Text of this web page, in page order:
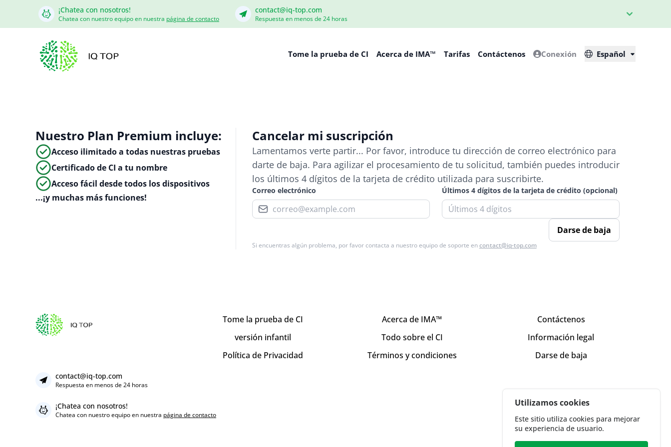
¡Chatea con nosotros!
Chatea con nuestro equipo en nuestra página de contacto
contact@iq-top.com
Respuesta en menos de 24 horas
Tome la prueba de CI Acerca de IMA™ Tarifas Contáctenos Conexión Español
Nuestro Plan Premium incluye:
Acceso ilimitado a todas nuestras pruebas
Certificado de CI a tu nombre
Acceso fácil desde todos los dispositivos
...¡y muchas más funciones!
Cancelar mi suscripción
Lamentamos verte partir... Por favor, introduce tu dirección de correo electrónico para
darte de baja. Para agilizar el procesamiento de tu solicitud, también puedes introducir
los últimos 4 dígitos de la tarjeta de crédito utilizada para suscribirte.
Correo electrónico Últimos 4 dígitos de la tarjeta de crédito (opcional)
Darse de baja
Si encuentras algún problema, por favor contacta a nuestro equipo de soporte encontact@iq-top.com
Tome la prueba de CI
versión infantil
Política de Privacidad
Acerca de IMA™
Todo sobre el CI
Términos y condiciones
Contáctenos
Información legal
Darse de baja
contact@iq-top.com
Respuesta en menos de 24 horas
¡Chatea con nosotros!
Chatea con nuestro equipo en nuestra página de contacto
Utilizamos cookies
Este sitio utiliza cookies para mejorar
su experiencia de usuario.